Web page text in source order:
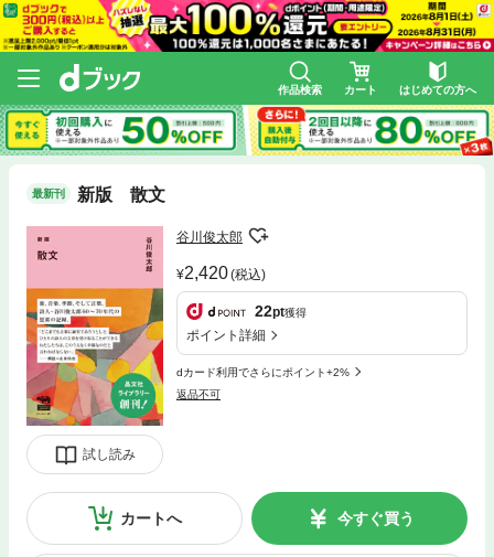
作品検索 カート はじめての方へ
最新刊 新版 散文
試し読み
谷川俊太郎
2,420(税込)
22pt獲得
ポイント詳細
dカード利用でさらにポイント+2%
返品不可
カートへ 今すぐ買う